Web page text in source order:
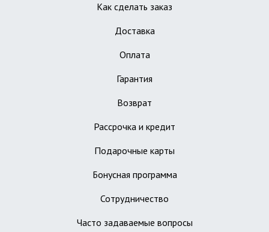
Как сделать заказ
Доставка
Оплата
Гарантия
Возврат
Рассрочка и кредит
Подарочные карты
Бонусная программа
Сотрудничество
Часто задаваемые вопросы